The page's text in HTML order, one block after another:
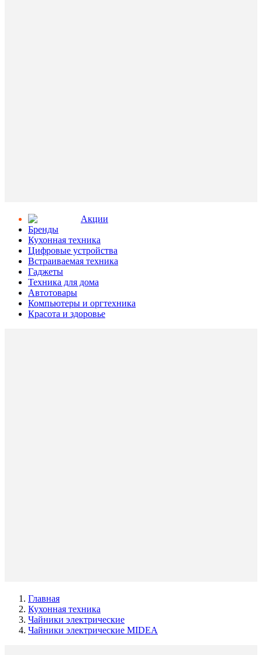
Aкции
Бренды
Кухонная техника
Цифровые устройства
Встраиваемая техника
Гаджеты
Техника для дома
Автотовары
Компьютеры и оргтехника
Красота и здоровье
Главная
Кухонная техника
Чайники электрические
Чайники электрические MIDEA